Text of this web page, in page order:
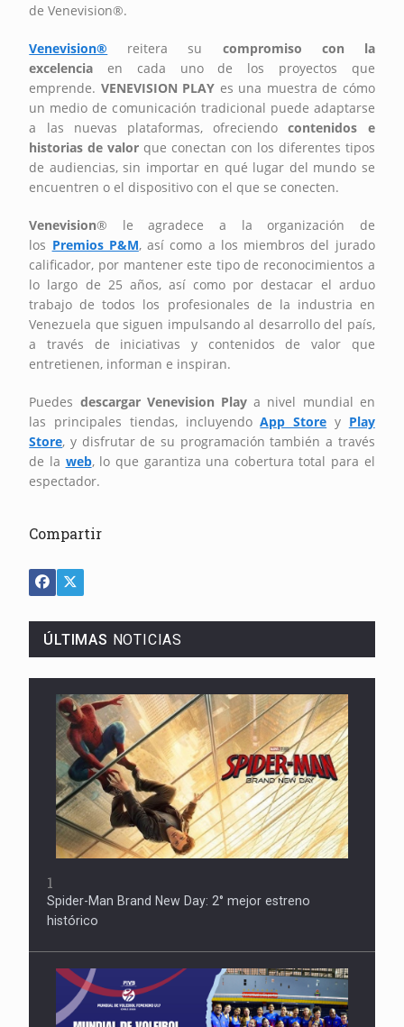
de Venevision®.
Venevision® reitera su compromiso con la
excelencia en cada uno de los proyectos que
emprende. VENEVISION PLAY es una muestra de cómo
un medio de comunicación tradicional puede adaptarse
a las nuevas plataformas, ofreciendocontenidos e
historias de valor que conectan con los diferentes tipos
de audiencias, sin importar en qué lugar del mundo se
encuentren o el dispositivo con el que se conecten.
Venevision®
le agradece a la organización de
los Premios P&M, así como a los miembros del jurado
calificador, por mantener este tipo de reconocimientos a
lo largo de 25 años, así como por destacar el arduo
trabajo de todos los profesionales de la industria en
Venezuela que siguen impulsando al desarrollo del país,
a través de iniciativas y contenidos de valor que
entretienen, informan e inspiran.
Puedes descargar Venevision Playa nivel mundial en
las principales tiendas, incluyendoApp Store y Play
Store, y disfrutar de su programación también a través
de la web, lo que garantiza una cobertura total para el
espectador.
Compartir
ÚLTIMAS NOTICIAS
1
Spider-Man Brand New Day: 2° mejor estreno
histórico